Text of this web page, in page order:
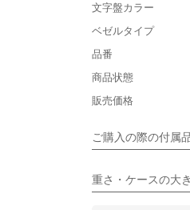
文字盤カラー
ベゼルタイプ
品番
商品状態
販売価格
ご購入の際の付属
重さ・ケースの大
小さい
■装飾感
カジュアル